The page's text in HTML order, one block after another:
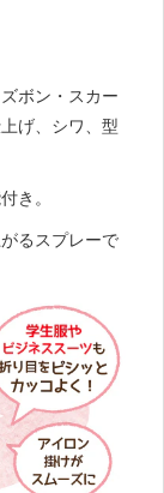
ボン・スカー
げ、シワ、型
き。
るスプレーで